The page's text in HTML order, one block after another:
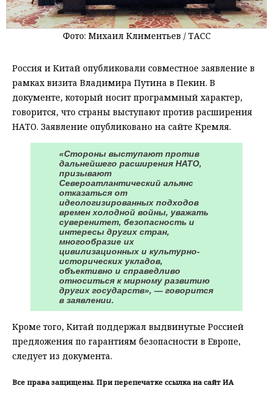
Фото: Михаил Климентьев / ТАСС
Россия и Китай опубликовали совместное заявление в
рамках визита Владимира Путина в Пекин. В
документе, который носит программный характер,
говорится, что страны выступают против расширения
НАТО. Заявление опубликовано на сайте Кремля.
«Стороны выступают против
дальнейшего расширения НАТО,
призывают
Североатлантический альянс
отказаться от
идеологизированных подходов
времен холодной войны, уважать
суверенитет, безопасность и
интересы других стран,
многообразие их
цивилизационных и культурно-
исторических укладов,
объективно и справедливо
относиться к мирному развитию
других государств», — говорится
в заявлении.
Кроме того, Китай поддержал выдвинутые Россией
предложения по гарантиям безопасности в Европе,
следует из документа.
Все права защищены. При перепечатке ссылка на сайт ИА